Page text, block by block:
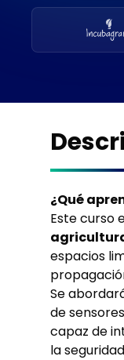
¿Qué
Este curso
espacios
Se
de
capaz de
la